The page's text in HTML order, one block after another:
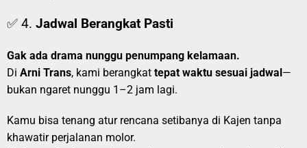
✅ 4. Jadwal Berangkat Pasti
Gak ada drama nunggu penumpang kelamaan.
Di Arni Trans, kami berangkat tepat waktu sesuai jadwal—
bukan ngaret nunggu 1–2 jam lagi.
Kamu bisa tenang atur rencana setibanya di Kajen tanpa
khawatir perjalanan molor.